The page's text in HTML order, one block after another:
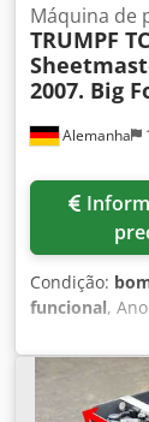
Alemanha
Máquina de
TRUMPF
2007. Big
Condição:
funcional,
inclui
fabricação: